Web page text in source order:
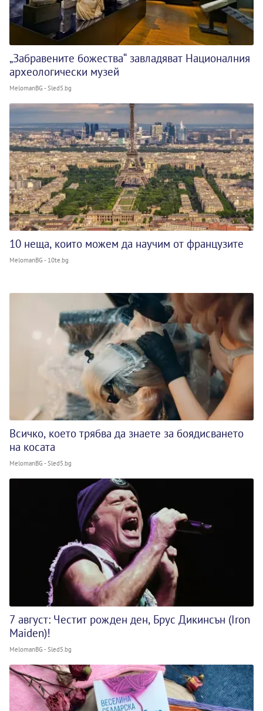
„Забравените божества“ завладяват Националния
археологически музей
MelomanBG - Sled5.bg
10 неща, които можем да научим от французите
MelomanBG - 10te.bg
Всичко, което трябва да знаете за боядисването
на косата
MelomanBG - Sled5.bg
7 август: Честит рожден ден, Брус Дикинсън (Iron
Maiden)!
MelomanBG - Sled5.bg